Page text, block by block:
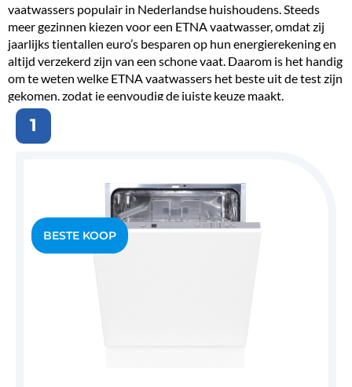
vaatwassers populair in Nederlandse huishoudens. Steeds
meergezinnen kiezen voor een ETNA vaatwasser, omdat zij
jaarlijks tientallen euro’s besparen op hun energierekening en
altijd verzekerd zijn van een schone vaat. Daarom is het handig
om te weten welke ETNA vaatwassers het beste uit de test zijn
gekomen, zodat je eenvoudig de juiste keuze maakt.
1